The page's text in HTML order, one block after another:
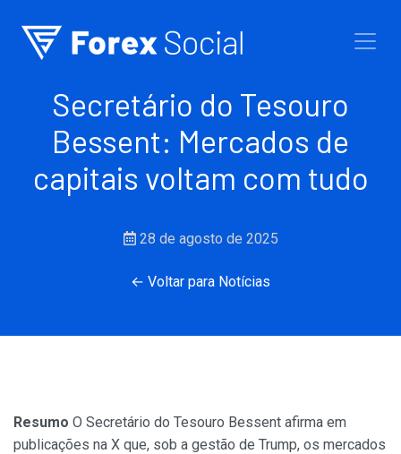
Secretário do Tesouro
Bessent: Mercados de
capitais voltam com tudo
28 de agosto de 2025
← Voltar para Notícias
Resumo O Secretário do Tesouro Bessent afirma em
publicações na X que, sob a gestão de Trump, os mercados